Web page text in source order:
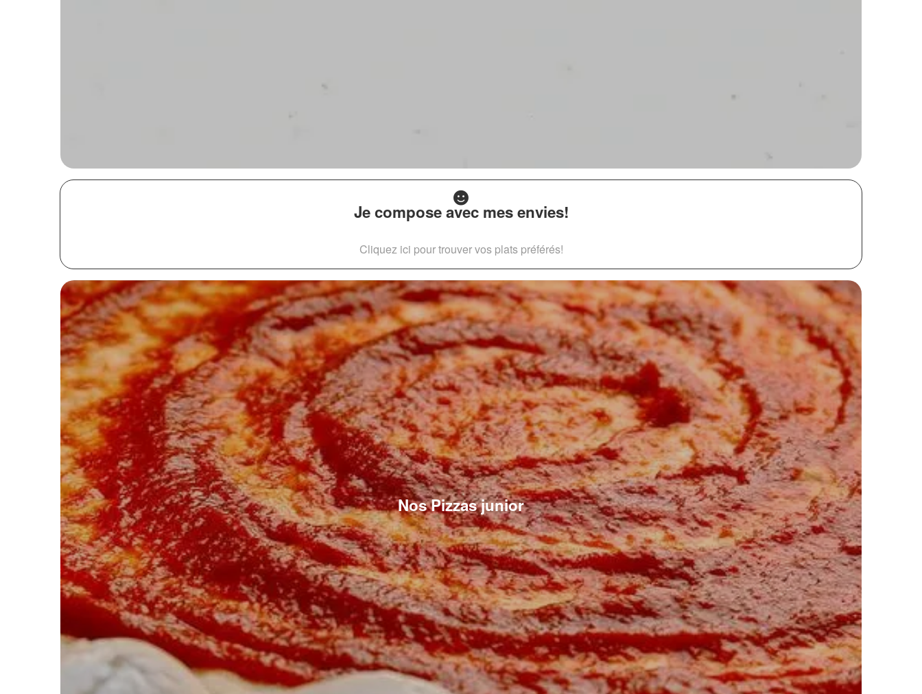
Je compose avec mes envies!
Cliquez ici pour trouver vos plats préférés!
Nos Pizzas junior